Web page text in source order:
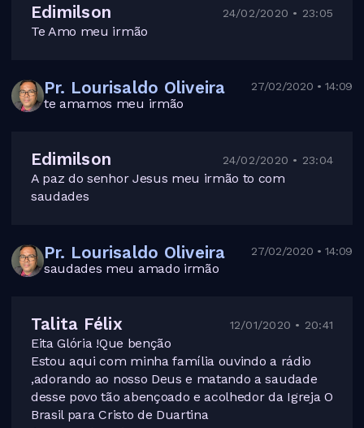
Edimilson 24/02/2020 • 23:05
Te Amo meu irmão
Pr. Lourisaldo Oliveira 27/02/2020 • 14:09
te amamos meu irmão
Edimilson 24/02/2020 • 23:04
A paz do senhor Jesus meu irmão to com
saudades
Pr. Lourisaldo Oliveira 27/02/2020 • 14:09
saudades meu amado irmão
Talita Félix 12/01/2020 • 20:41
Eita Glória !Que benção
Estou aqui com minha família ouvindo a rádio
,adorando ao nosso Deus e matando a saudade
desse povo tão abençoado e acolhedor da Igreja O
Brasil para Cristo de Duartina